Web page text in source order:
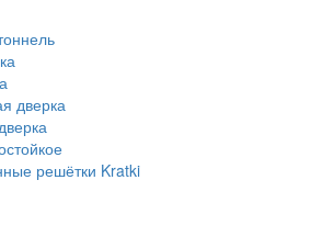
дверка
решётки Kratki